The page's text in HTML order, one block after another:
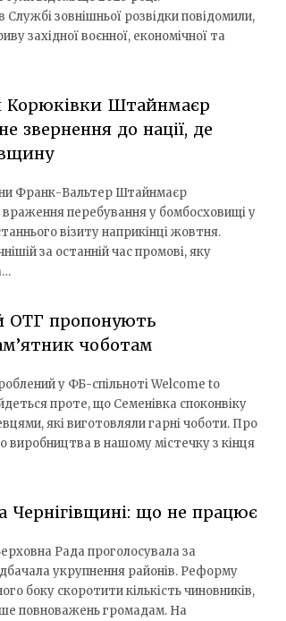
зовнішньої розвідки повідомили,
західної воєнної, економічної та
Корюківки Штайнмаєр
звернення до нації, де
Франк-Вальтер Штайнмаєр
перебування у бомбосховищі у
візиту наприкінці жовтня.
за останній час промові, яку
ОТГ пропонують
чоботам
у ФБ-спільноті Welcome to
проте, що Семенівка споконвіку
які виготовляли гарні чоботи. Про
виробництва в нашому містечку з кінця
Чернігівщині: що не працює
Рада проголосувала за
укрупнення районів. Реформу
боку скоротити кількість чиновників,
повноважень громадам. На